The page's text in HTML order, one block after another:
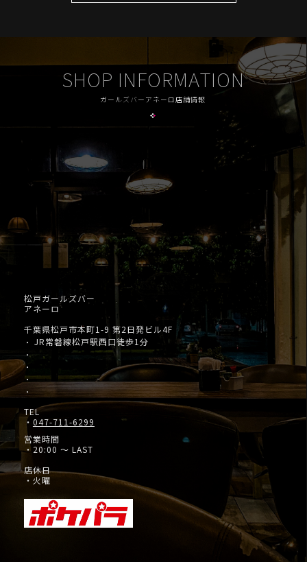
SHOP INFORMATION
ガールズバーアネーロ店舗情報
松戸ガールズバー
アネーロ
千葉県松戸市本町1-9 第2日発ビル4F
・ JR常磐線松戸駅西口徒歩1分
・
・
・
・
TEL
・ 047-711-6299
営業時間
・20:00 ～ LAST
店休日
・火曜